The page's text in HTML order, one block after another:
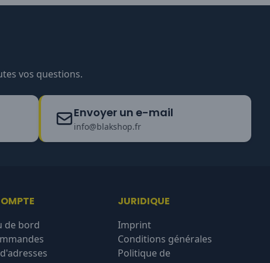
vos questions.
Envoyer un e-mail
info@blakshop.fr
de bord
JURIDIQUE
Imprint
Conditions générales
Politique de